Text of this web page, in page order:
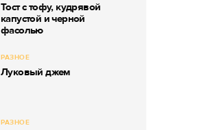
Тост с тофу, кудрявой
капустой и черной
фасолью
РАЗНОЕ
Луковый джем
РАЗНОЕ